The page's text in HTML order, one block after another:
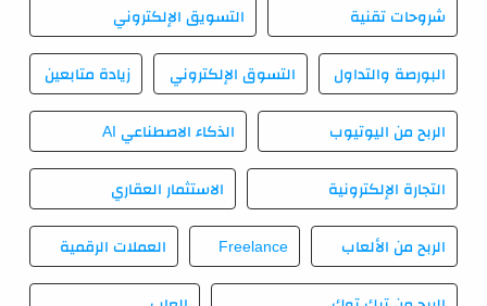
شروحات تقنية التسويق الإلكتروني
البورصة والتداول التسوق الإلكتروني زيادة متابعين
الربح من اليوتيوب الذكاء الاصطناعي AI
التجارة الإلكترونية الاستثمار العقاري
الربح من الألعاب Freelance العملات الرقمية